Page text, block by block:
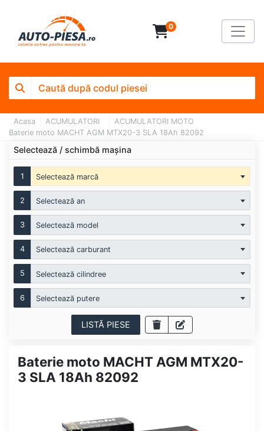
0
Acasa ACUMULATORI
ACUMULATORI MOTO
Baterie moto MACHT AGM MTX20-3 SLA 18Ah 82092
Selectează / schimbă mașina
1 Selectează marcă
2 Selectează an
3 Selectează model
4 Selectează carburant
5 Selectează cilindree
6 Selectează putere
LISTĂ PIESE
Baterie moto MACHT AGM MTX20-
3 SLA 18Ah 82092